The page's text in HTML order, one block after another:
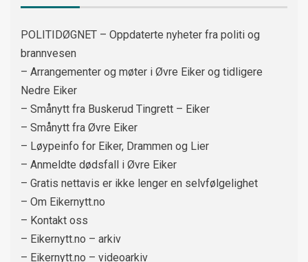
POLITIDØGNET – Oppdaterte nyheter fra politi og
brannvesen
– Arrangementer og møter i Øvre Eiker og tidligere
Nedre Eiker
– Smånytt fra Buskerud Tingrett – Eiker
– Smånytt fra Øvre Eiker
– Løypeinfo for Eiker, Drammen og Lier
– Anmeldte dødsfall i Øvre Eiker
– Gratis nettavis er ikke lenger en selvfølgelighet
– Om Eikernytt.no
– Kontakt oss
– Eikernytt.no – arkiv
– Eikernytt.no – videoarkiv